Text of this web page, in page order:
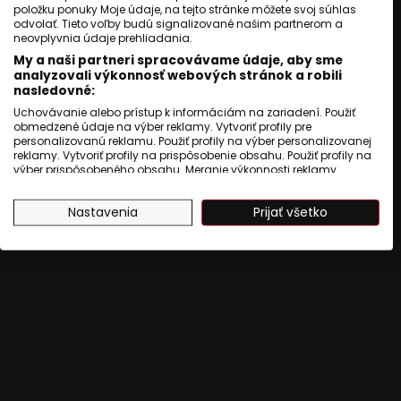
krajiny musí takýto postup odmietnuť a je
zvedavý, či Európska únia uplatní rovnaký
meter pri posudzovaní vojenskej sily USA vo
Venezuele aj Ruska na Ukrajine.
Donald Trump Venezuela Nicolás Maduro
Vojenský útok USA Caracas
Zobraziť komentáre
položku ponuky Moje údaje, na tejto stránke môžete svoj súhlas
odvolať. Tieto voľby budú signalizované našim partnerom a
neovplyvnia údaje prehliadania.
My a naši partneri spracovávame údaje, aby sme
analyzovali výkonnosť webových stránok a robili
nasledovné:
Uchovávanie alebo prístup k informáciám na zariadení. Použiť
obmedzené údaje na výber reklamy. Vytvoriť profily pre
personalizovanú reklamu. Použiť profily na výber personalizovanej
reklamy. Vytvoriť profily na prispôsobenie obsahu. Použiť profily na
výber prispôsobeného obsahu. Meranie výkonnosti reklamy.
štatistík alebo spájania údajov z rôznych zdrojov. Vývoj a
zlepšovanie služieb. Použitie obmedzených údajov na výber
obsahu.
USA.
Nastavenia Prijať všetko